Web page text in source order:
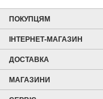
ПОКУПЦЯМ
ІНТЕРНЕТ-МАГАЗИН
ДОСТАВКА
МАГАЗИНИ